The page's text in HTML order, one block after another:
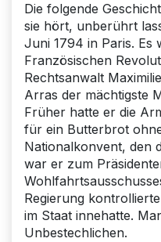
Die folgende
sie hört, unberührt
Juni 1794 in Paris. Es
Französischen
Rechtsanwalt
Arras der mächtigste
Früher hatte er die
für ein Butterbrot
Nationalkonvent, den
war er zum
Regierung
im Staat innehatte.
Unbestechlichen.